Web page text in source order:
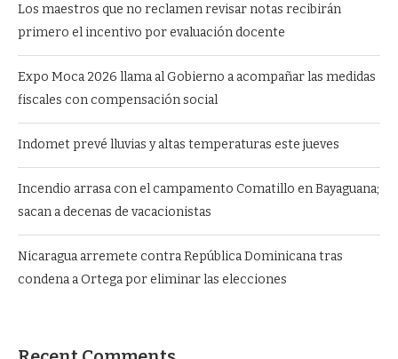
Los maestros que no reclamen revisar notas recibirán
primero el incentivo por evaluación docente
Expo Moca 2026 llama al Gobierno a acompañar las medidas
fiscales con compensación social
Indomet prevé lluvias y altas temperaturas este jueves
Incendio arrasa con el campamento Comatillo en Bayaguana;
sacan a decenas de vacacionistas
Nicaragua arremete contra República Dominicana tras
condena a Ortega por eliminar las elecciones